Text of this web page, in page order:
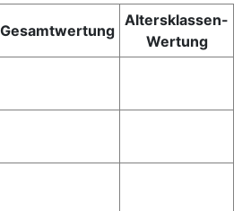
Gesamtwertung
Altersklassen-
Wertung